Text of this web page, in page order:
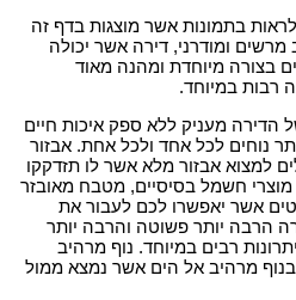
לראות בתמונות אשר מוצגות בדף זה
ומודרני, דירה אשר יכולה
בצורה מיוחדת ומהנה מאוד
רבות במיוחד.
הדירה מעניק ללא ספק איכות חיים
נוחים לכל אחד ולכל אחת. אבזור
למצוא אבזור מלא אשר לו תזדקקו
חשמל בסיסיים, מטבח מאובזר
אשר יאפשרו לכם לעבור את
הרבה יותר פשוטה והרבה יותר
רבים במיוחד. נוף מרהיב
מרהיב אל הים אשר נמצא ממול